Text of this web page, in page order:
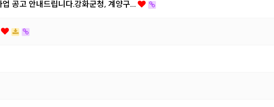
공고 안내드립니다.강화군청, 계양구…